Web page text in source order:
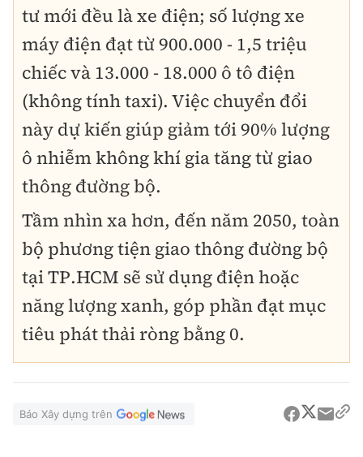
tư mới đều là xe điện; số lượng xe
máy điện đạt từ 900.000 - 1,5 triệu
chiếc và 13.000 - 18.000 ô tô điện
(không tính taxi). Việc chuyển đổi
này dự kiến giúp giảm tới 90% lượng
ô nhiễm không khí gia tăng từ giao
thông đường bộ.
Tầm nhìn xa hơn, đến năm 2050, toàn
bộ phương tiện giao thông đường bộ
tại TP.HCM sẽ sử dụng điện hoặc
năng lượng xanh, góp phần đạt mục
tiêu phát thải ròng bằng 0.
Báo Xây dựng trên